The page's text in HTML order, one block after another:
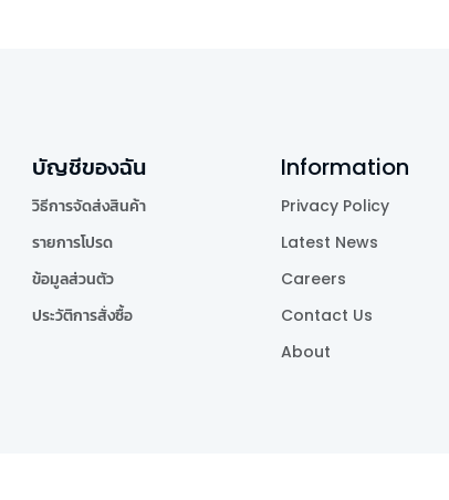
บัญชีของฉัน
วิธีการจัดส่งสินค้า
รายการโปรด
ข้อมูลส่วนตัว
ประวัติการสั่งซื้อ
Information
Privacy Policy
Latest News
Careers
Contact Us
About